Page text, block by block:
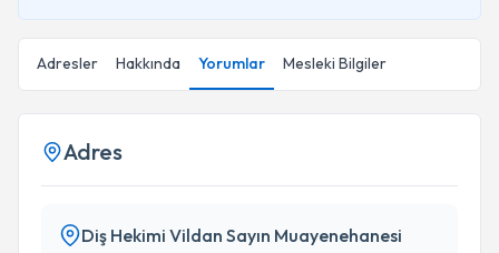
Adresler Hakkında Yorumlar Mesleki Bilgiler
Adres
Diş Hekimi Vildan Sayın Muayenehanesi